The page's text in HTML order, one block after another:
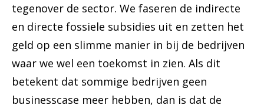
tegenover de sector. We faseren de indirecte
en directe fossiele subsidies uit en zetten het
geld op een slimme manier in bij de bedrijven
waar we wel een toekomst in zien. Als dit
betekent dat sommige bedrijven geen
businesscase meer hebben, dan is dat de